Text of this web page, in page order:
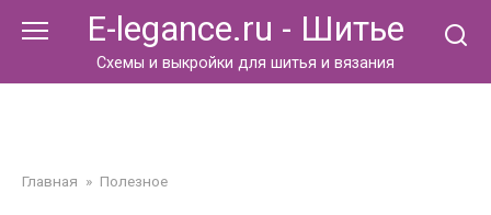
E-legance.ru - Шитье
Схемы и выкройки для шитья и вязания
Главная » Полезное